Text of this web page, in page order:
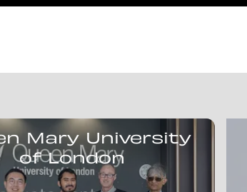
Mary University
of London